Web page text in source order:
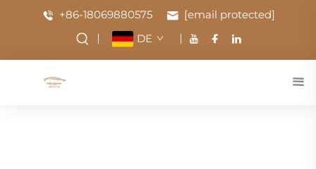
+86-18069880575
[email protected]
DE